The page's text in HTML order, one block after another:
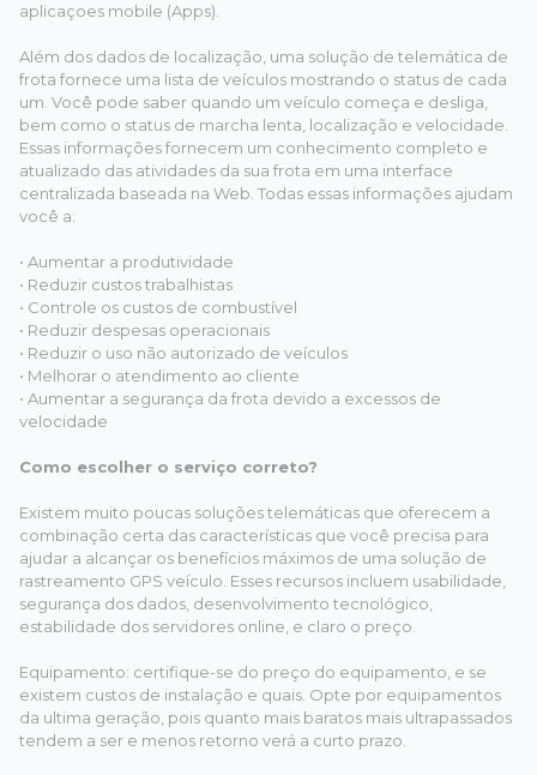
aplicaçoes mobile (Apps).
Além dos dados de localização, uma solução de telemática de
frota fornece uma lista de veículos mostrando o status de cada
um. Você pode saber quando um veículo começa e desliga,
bem como o status de marcha lenta, localização e velocidade.
Essas informações fornecem um conhecimento completo e
atualizado das atividades da sua frota em uma interface
centralizada baseada na Web. Todas essas informações ajudam
você a:
• Aumentar a produtividade
• Reduzir custos trabalhistas
• Controle os custos de combustível
• Reduzir despesas operacionais
• Reduzir o uso não autorizado de veículos
• Melhorar o atendimento ao cliente
• Aumentar a segurança da frota devido a excessos de
velocidade
Como escolher o serviço correto?
Existem muito poucas soluções telemáticas que oferecem a
combinação certa das características que você precisa para
ajudar a alcançar os benefícios máximos de uma solução de
rastreamento GPS veículo. Esses recursos incluem usabilidade,
segurança dos dados, desenvolvimento tecnológico,
estabilidade dos servidores online, e claro o preço.
Equipamento: certifique-se do preço do equipamento, e se
existem custos de instalação e quais. Opte por equipamentos
da ultima geração, pois quanto mais baratos mais ultrapassados
tendem a ser e menos retorno verá a curto prazo.